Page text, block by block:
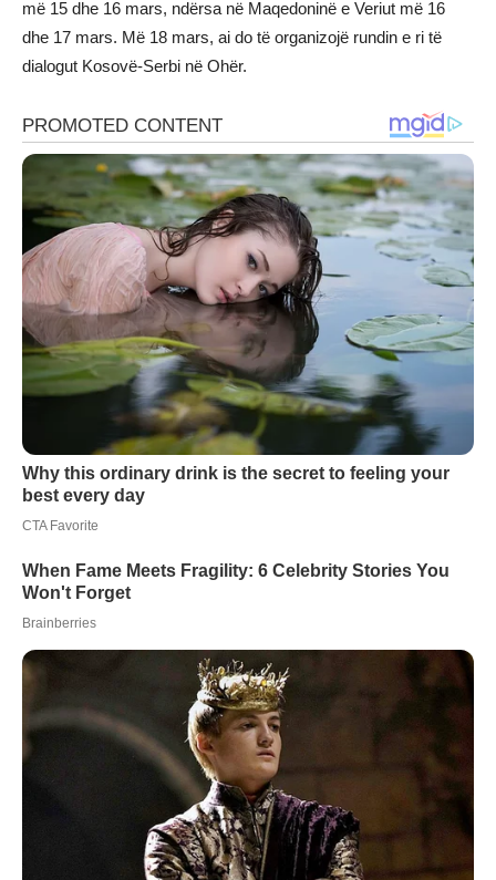
më 15 dhe 16 mars, ndërsa në Maqedoninë e Veriut më 16
dhe 17 mars. Më 18 mars, ai do të organizojë rundin e ri të
dialogut Kosovë-Serbi në Ohër.